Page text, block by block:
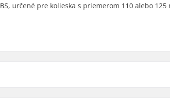
určené pre kolieska s priemerom 110 alebo 125